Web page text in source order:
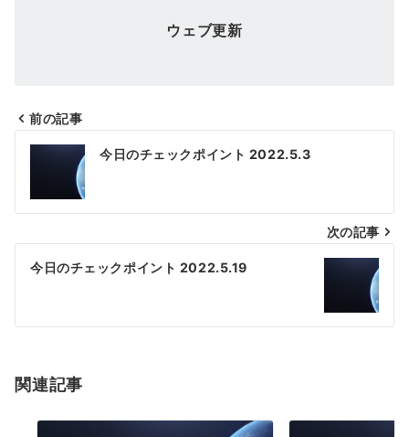
ウェブ更新
投
ナ
ビ
ゲ
シ
ン
前の記事
今日のチェックポイント 2022.5.3
次の記事
今日のチェックポイント 2022.5.19
関連記事